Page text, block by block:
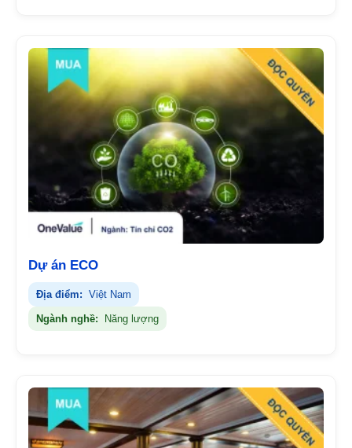
Dự án ECO
Địa điểm: Việt Nam
Ngành nghề: Năng lượng